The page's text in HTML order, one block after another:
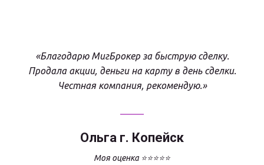
«Благодарю МигБрокер за быструю сделку.
Продала акции, деньги на карту в день сделки.
Честная компания, рекомендую.»
Ольга г. Копейск
Моя оценка ⭐⭐⭐⭐⭐